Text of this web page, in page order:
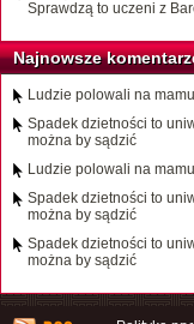
Sprawdzą to uczeni z
Najnowsze
Ludzie polowali na
Spadek dzietności to
można by sądzić
Ludzie polowali na
Spadek dzietności to
można by sądzić
Spadek dzietności to
można by sądzić